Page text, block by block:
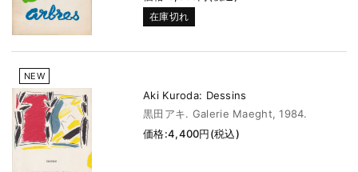
在庫切れ
NEW
Aki Kuroda: Dessins
黒田アキ. Galerie Maeght, 1984.
価格:4,400円(税込)